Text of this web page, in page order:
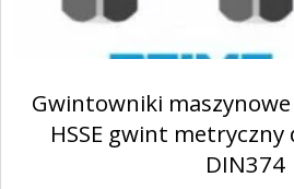
Gwintowniki
HSSE gwint
DIN374